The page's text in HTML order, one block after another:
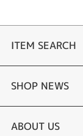
ITEM SEARCH
婚約指輪
結婚指輪
SHOP NEWS
選ばれる理由まとめ
ABOUT US